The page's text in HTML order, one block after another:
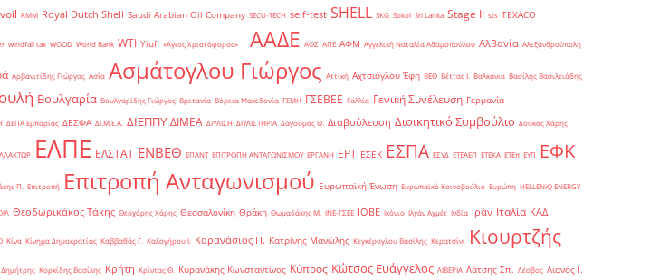
RMM Royal Dutch Shell Saudi Arabian Oil Company SECU-TECH self-test SHELL SKG Sokol Sri Lanka Stage II sts TEXACO
windfall tax WOOD World Bank WTI Yiufi «Άγιος Χριστόφορος» ΄1 ΑΑΔΕ ΑΟΖ ΑΠΕ ΑΦΜ Αγγελική Ναταλία Αδαμοπούλου Αλβανία Αλεξανδρούπολη
Αρβανιτίδης Γιώργος Ασία Ασμάτογλου Γιώργος Αττική Αχτσιόγλου Έφη ΒΕΘ Βέττας Ι. Βαλκάνια Βασίλης Βασιλειάδης
Βουλγαρία Βουλγαρίδης Γιώργος Βρετανία Βόρεια Μακεδονία ΓΕΜΗ ΓΣΕΒΕΕ Γαλλία Γενική Συνέλευση Γερμανία
ΔΕΠΑ Εμπορίας ΔΕΣΦΑ ΔΙ.Μ.Ε.Α. ΔΙΕΠΠΥ ΔΙΜΕΑ ΔΙΥΛΙΣΗ ΔΙΥΛΙΣΤΗΡΙΑ Δαγούμας Θ. Διαβούλευση Διοικητικό Συμβούλιο Δούκας Χάρης
ΕΛΠΕ ΕΛΣΤΑΤ ΕΝΒΕΘ ΕΠΑΝΤ ΕΠΙΤΡΟΠΗ ΑΝΤΑΓΩΝΙΣΜΟΥ ΕΡΓΑΝΗ ΕΡΤ ΕΣΕΚ ΕΣΠΑ ΕΣΥΔ ΕΤΕΑΕΠ ΕΤΕΚΑ ΕΤΕπ ΕΥΠ ΕΦΚ
Π. Επιτροπή Επιτροπή Ανταγωνισμού Ευρωπαϊκή Ένωση Ευρωπαϊκό Κοινοβούλιο Ευρώπη ΗELLENiQ ENERGY
Θεοδωρικάκος Τάκης Θεοχάρης Χάρης Θεσσαλονίκη Θράκη Θωμαδάκης Μ. ΙΝΕ-ΓΣΕΕ ΙΟΒΕ Ικόνιο Ιλχάν Αχμέτ Ινδία Ιράν Ιταλία ΚΑΔ
Κίνα Κίνημα Δημοκρατίας Καββαθάς Γ. Καλογήρου Ι. Καρανάσιος Π. Κατρίνης Μανώλης Κεγκέρογλου Βασίλης Κερατσίνι
Κιουρτζής
Δημήτρης Κορκίδης Βασίλης Κρήτη Κρίντας Θ. Κυρανάκης Κωνσταντίνος Κύπρος Κώτσος Ευάγγελος ΛΙΒΕΡΙΑ Λάτσης Σπ. Λέσβος Λιανός Ι.